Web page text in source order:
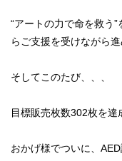
“アートの力で命を救う
らご支援を受けながら進
そしてこのたび、、、
目標販売枚数302枚を達
おかげ様でついに、